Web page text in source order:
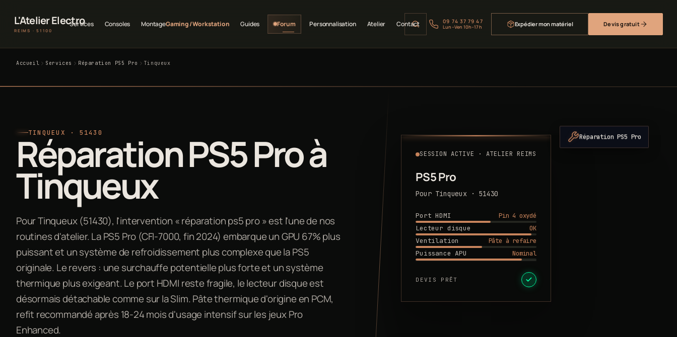
L'Atelier Electro
REIMS · 51100
Services Consoles MontageGaming / Workstation Guides Forum Personnalisation Atelier Contact 09 74 37 79 47
Lun–Ven 10h–17h Expédier mon matériel Devis gratuit
Accueil Services Réparation PS5 Pro Tinqueux
TINQUEUX · 51430
Réparation PS5 Pro à
Tinqueux
Pour Tinqueux (51430), l'intervention « réparation ps5 pro » est l'une de nos
routines d'atelier. La PS5 Pro (CFI-7000, fin 2024) embarque un GPU 67% plus
puissant et un système de refroidissement plus complexe que la PS5
originale. Le revers : une surchauffe potentielle plus forte et un système
thermique plus exigeant. Le port HDMI reste fragile, le lecteur disque est
désormais détachable comme sur la Slim. Pâte thermique d'origine en PCM,
refit recommandé après 18-24 mois d'usage intensif sur les jeux Pro
Enhanced.
SESSION ACTIVE · ATELIER REIMS
PS5 Pro
Pour Tinqueux · 51430
Port HDMI
Pin 4 oxydé
Lecteur disque
OK
Ventilation
Pâte à refaire
Puissance APU
Nominal
DEVIS PRÊT
Réparation PS5 Pro